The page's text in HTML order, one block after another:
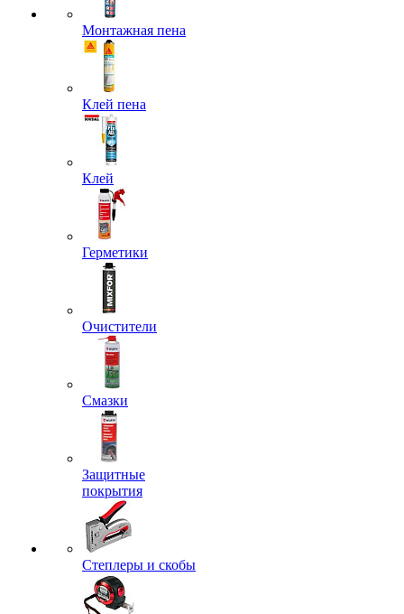
Монтажная пена
Клей пена
Клей
Герметики
Очистители
Смазки
Защитные
покрытия
Степлеры и скобы